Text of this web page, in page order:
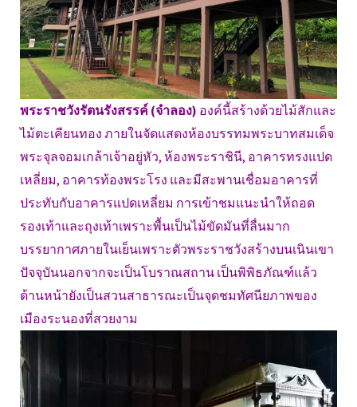
พระราชวังรัตนรังสรรค์ (จำลอง) องค์นี้สร้างด้วยไม้สักและ
ไม้ตะเคียนทอง ภายในจัดแสดงห้องบรรทมพระบาทสมเด็จ
พระจุลจอมเกล้าเจ้าอยู่หัว, ห้องพระราชินี, อาคารทรงแปด
เหลี่ยม, อาคารท้องพระโรง และมีสะพานเชื่อมอาคารที่
ประทับกับอาคารแปดเหลี่ยม การเข้าชมแนะนำให้ถอด
รองเท้าและถุงเท้าเพราะพื้นเป็นไม้ขัดมันที่ลื่นมาก
บรรยากาศภายในเย็นเพราะตัวพระราชวังสร้างบนเนินเขา
ปัจจุบันนอกจากจะเป็นโบราณสถาน เป็นพิพิธภัณฑ์แล้ว
ด้านหน้ายังเป็นสวนสาธารณะเป็นจุดชมทัศนียภาพของ
เมืองระนองที่สวยงาม